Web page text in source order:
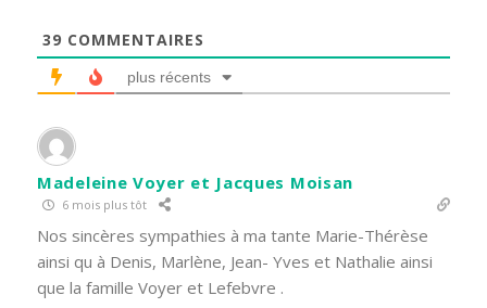
39 COMMENTAIRES
plus récents
Madeleine Voyer et Jacques Moisan
6 mois plus tôt
Nos sincères sympathies à ma tante Marie-Thérèse
ainsi qu à Denis, Marlène, Jean- Yves et Nathalie ainsi
que la famille Voyer et Lefebvre .